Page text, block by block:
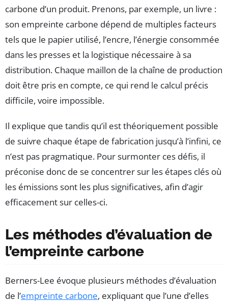
carbone d’un produit. Prenons, par exemple, un livre :
son empreinte carbone dépend de multiples facteurs
tels que le papier utilisé, l’encre, l’énergie consommée
dans les presses et la logistique nécessaire à sa
distribution. Chaque maillon de la chaîne de production
doit être pris en compte, ce qui rend le calcul précis
difficile, voire impossible.
Il explique que tandis qu’il est théoriquement possible
de suivre chaque étape de fabrication jusqu’à l’infini, ce
n’est pas pragmatique. Pour surmonter ces défis, il
préconise donc de se concentrer sur les étapes clés où
les émissions sont les plus significatives, afin d’agir
efficacement sur celles-ci.
Les méthodes d’évaluation de
l’empreinte carbone
Berners-Lee évoque plusieurs méthodes d’évaluation
de l’empreinte carbone, expliquant que l’une d’elles